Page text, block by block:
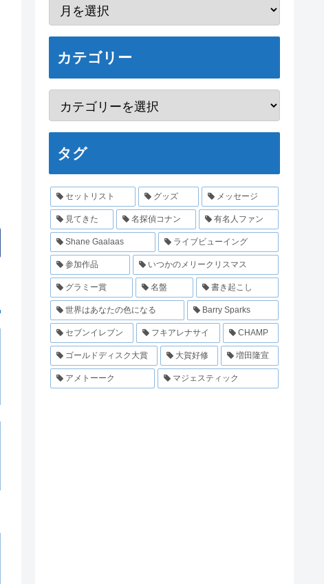
カテゴリー
タグ
セットリスト グッズ メッセージ
見てきた 名探偵コナン 有名人ファン
Shane Gaalaas ライブビューイング
参加作品 いつかのメリークリスマス
グラミー賞 名盤 書き起こし
世界はあなたの色になる Barry Sparks
セブンイレブン フキアレナサイ CHAMP
ゴールドディスク大賞 大賀好修 増田隆宣
アメトーーク マジェスティック